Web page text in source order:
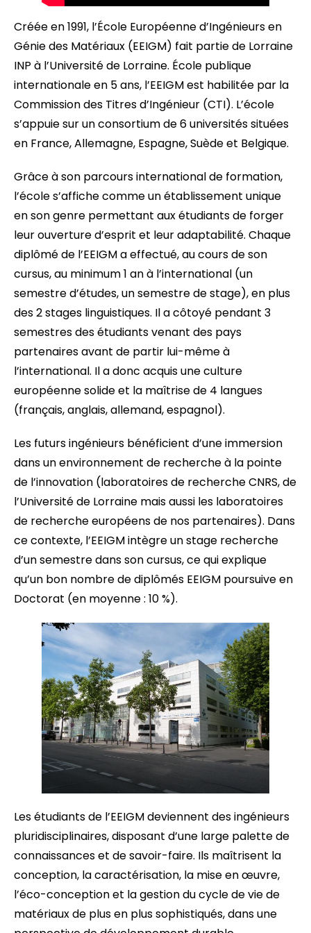
Créée en 1991, l’École Européenne d’Ingénieurs en
Génie des Matériaux (EEIGM) fait partie de Lorraine
INP à l’Université de Lorraine. École publique
internationale en 5 ans, l’EEIGM est habilitée par la
Commission des Titres d’Ingénieur (CTI). L’école
s’appuie sur un consortium de 6 universités situées
en France, Allemagne, Espagne, Suède et Belgique.
Grâce à son parcours international de formation,
l’école s’affiche comme un établissement unique
en son genre permettant aux étudiants de forger
leur ouverture d’esprit et leur adaptabilité. Chaque
diplômé de l’EEIGM a effectué, au cours de son
cursus, au minimum 1 an à l’international (un
semestre d’études, un semestre de stage), en plus
des 2 stages linguistiques. Il a côtoyé pendant 3
semestres des étudiants venant des pays
partenaires avant de partir lui-même à
l’international. Il a donc acquis une culture
européenne solide et la maîtrise de 4 langues
(français, anglais, allemand, espagnol).
Les futurs ingénieurs bénéficient d’une immersion
dans un environnement de recherche à la pointe
de l’innovation (laboratoires de recherche CNRS, de
l’Université de Lorraine mais aussi les laboratoires
de recherche européens de nos partenaires). Dans
ce contexte, l’EEIGM intègre un stage recherche
d’un semestre dans son cursus, ce qui explique
qu’un bon nombre de diplômés EEIGM poursuive en
Doctorat (en moyenne : 10 %).
Les étudiants de l’EEIGM deviennent des ingénieurs
pluridisciplinaires, disposant d’une large palette de
connaissances et de savoir-faire. Ils maîtrisent la
conception, la caractérisation, la mise en œuvre,
l’éco-conception et la gestion du cycle de vie de
matériaux de plus en plus sophistiqués, dans une